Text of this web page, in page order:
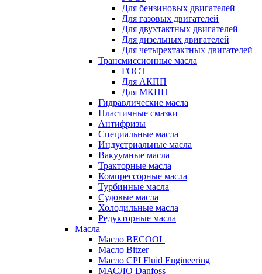
Для бензиновых двигателей
Для газовых двигателей
Для двухтактных двигателей
Для дизельных двигателей
Для четырехтактных двигателей
Трансмиссионные масла
ГОСТ
Для АКПП
Для МКПП
Гидравлические масла
Пластичные смазки
Антифризы
Специальные масла
Индустриальные масла
Вакуумные масла
Тракторные масла
Компрессорные масла
Турбинные масла
Судовые масла
Холодильные масла
Редукторные масла
Масла
Масло BECOOL
Масло Bitzer
Масло CPI Fluid Engineering
МАСЛО Danfoss